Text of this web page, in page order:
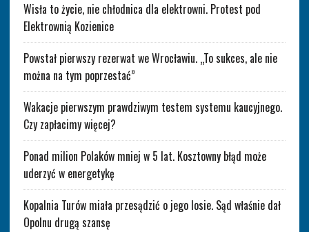
Wisła to życie, nie chłodnica dla elektrowni. Protest pod
Elektrownią Kozienice
Powstał pierwszy rezerwat we Wrocławiu. „To sukces, ale nie
można na tym poprzestać”
Wakacje pierwszym prawdziwym testem systemu kaucyjnego.
Czy zapłacimy więcej?
Ponad milion Polaków mniej w 5 lat. Kosztowny błąd może
uderzyć w energetykę
Kopalnia Turów miała przesądzić o jego losie. Sąd właśnie dał
Opolnu drugą szansę